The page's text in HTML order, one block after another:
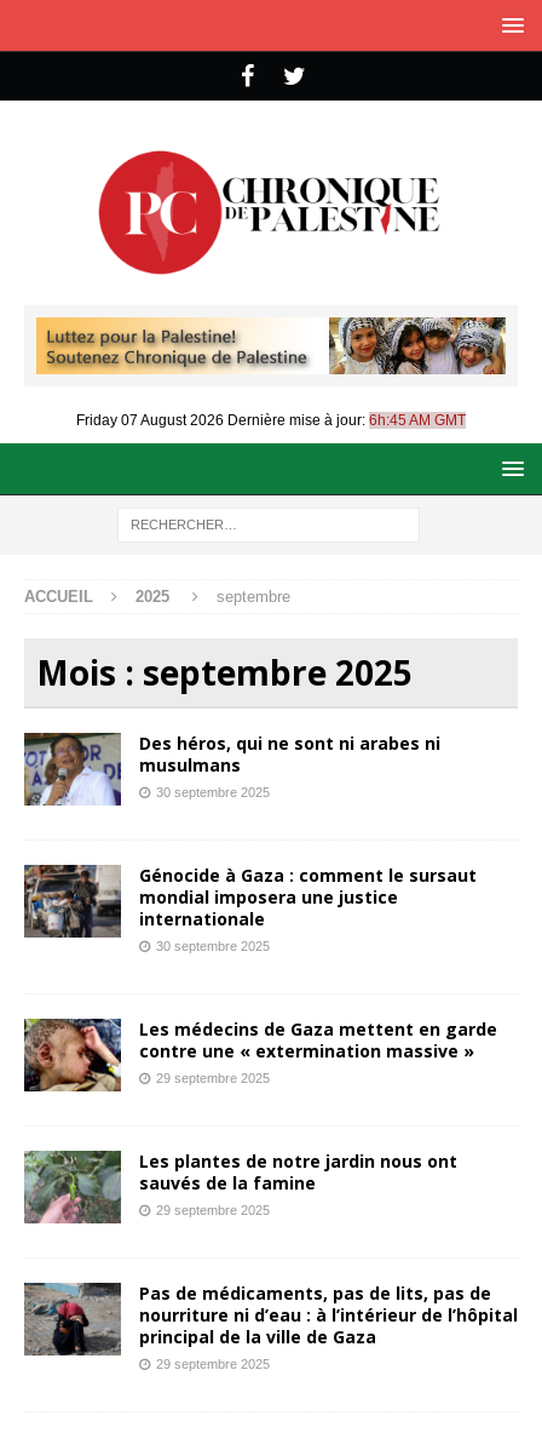
Friday 07 August 2026 Dernière mise à jour: 6h:45 AM GMT
ACCUEIL 2025 septembre
Mois : septembre 2025
Des héros, qui ne sont ni arabes ni
musulmans
30 septembre 2025
Génocide à Gaza : comment le sursaut
mondial imposera une justice
internationale
30 septembre 2025
Les médecins de Gaza mettent en garde
contre une « extermination massive »
29 septembre 2025
Les plantes de notre jardin nous ont
sauvés de la famine
29 septembre 2025
Pas de médicaments, pas de lits, pas de
nourriture ni d’eau : à l’intérieur de l’hôpital
principal de la ville de Gaza
29 septembre 2025